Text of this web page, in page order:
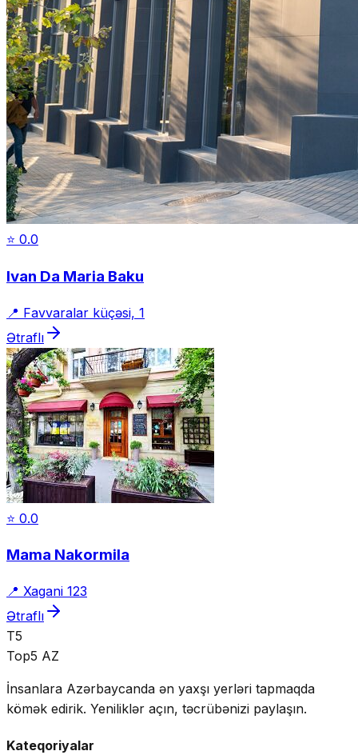
⭐ 0.0
Ivan Da Maria Baku
📍 Favvaralar küçəsi, 1
Ətraflı
⭐ 0.0
Mama Nakormila
📍 Xagani 123
Ətraflı
T5
Top5 AZ
İnsanlara Azərbaycanda ən yaxşı yerləri tapmaqda
kömək edirik. Yeniliklər açın, təcrübənizi paylaşın.
Kateqoriyalar